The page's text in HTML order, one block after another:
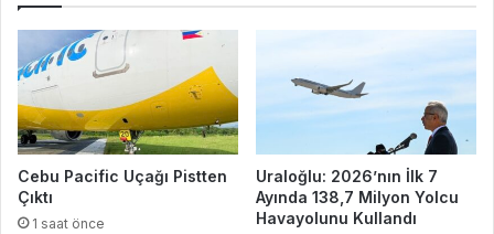
Cebu Pacific Uçağı Pistten
Çıktı
1 saat önce
Uraloğlu: 2026’nın İlk 7
Ayında 138,7 Milyon Yolcu
Havayolunu Kullandı